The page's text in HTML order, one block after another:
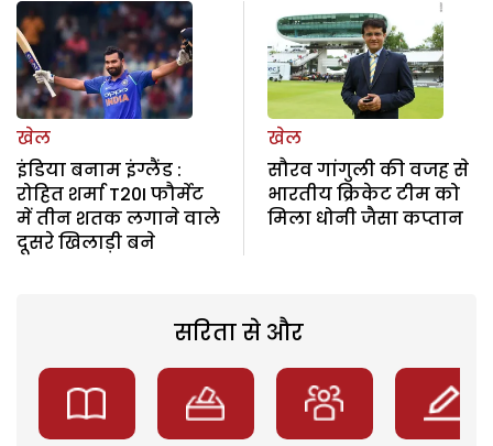
खेल
इंडिया बनाम इंग्लैंड :
रोहित शर्मा T20I फौर्मेट
में तीन शतक लगाने वाले
दूसरे खिलाड़ी बने
खेल
सौरव गांगुली की वजह से
भारतीय क्रिकेट टीम को
मिला धोनी जैसा कप्तान
सरिता से और